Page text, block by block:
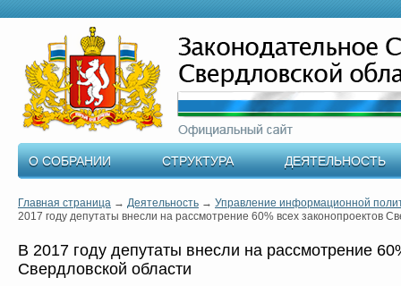
О СОБРАНИИ СТРУКТУРА ДЕЯТЕЛЬНОСТЬ
Главная страница → Деятельность → Управление информационной
2017 году депутаты внесли на рассмотрение 60% всех законопроектов
В 2017 году депутаты внесли на рассмотрение
Cвердловской области